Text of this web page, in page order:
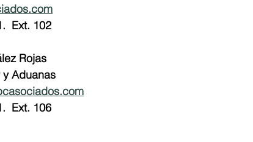
Ext. 102
Rojas
Aduanas
Ext. 106